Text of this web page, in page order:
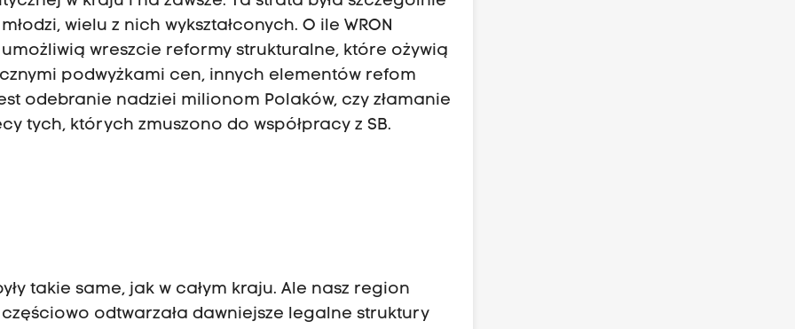
wielu z nich wykształconych. O ile WRON
wreszcie reformy strukturalne, które ożywią
podwyżkami cen, innych elementów refom
odebranie nadziei milionom Polaków, czy złamanie
tych, których zmuszono do współpracy z SB.
takie same, jak w całym kraju. Ale nasz region
odtwarzała dawniejsze legalne struktury